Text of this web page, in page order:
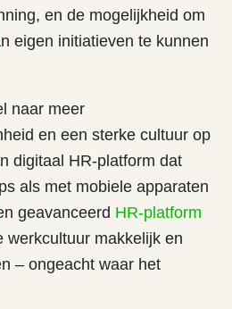
en de mogelijkheid om
eigen initiatieven te kunnen
naar meer
en een sterke cultuur op
digitaal HR-platform dat
als met mobiele apparaten
geavanceerd HR-platform
werkcultuur makkelijk en
– ongeacht waar het